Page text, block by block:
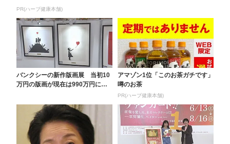
PR(ハーブ健康本舗)
バンクシーの新作版画展 当初10
万円の版画が現在は990万円に
アマゾン1位「このお茶ガチです」
噂のお茶
PR(ハーブ健康本舗)